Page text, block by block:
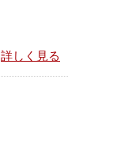
詳しく見る